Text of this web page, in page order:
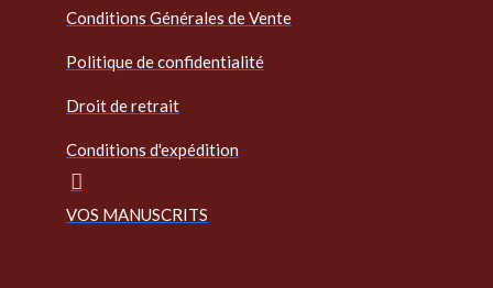
Conditions Générales de Vente
Politique de confidentialité
Droit de retrait
Conditions d'expédition
VOS MANUSCRITS